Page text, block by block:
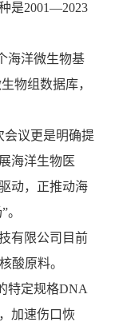
是2001—2023
海洋微生物基
物组数据库，
会议更是明确提
海洋生物医
动，正推动海
有限公司目前
酸原料。
特定规格DNA
加速伤口恢